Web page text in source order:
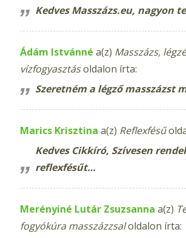
Kedves Masszázs.eu, nagyon
Ádám Istvánné a(z) Masszázs,
vízfogyasztásoldalon írta:
Szeretném a légző masszázst
Marics Krisztina a(z) Reflexfésű
Kedves Cikkíró, Szívesen
reflexfésűt…
Merényiné Lutár Zsuzsanna a(z)
fogyókúra masszázzsaloldalon írta: